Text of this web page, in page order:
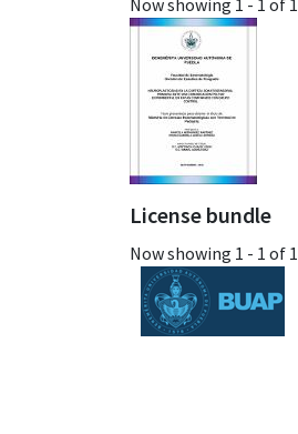
Now showing 1 - 1 of 1
License bundle
Now showing 1 - 1 of 1